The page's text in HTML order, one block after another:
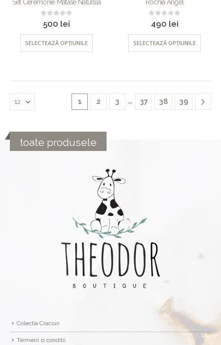
Set Ceremonie Matase Naturala
out of 5
500 lei
SELECTEAZĂ OPȚIUNILE
Rochia Angel
out of 5
490 lei
SELECTEAZĂ OPȚIUNILE
1 2 3 … 37 38 39
toate produsele
Colectia Craciun
Termeni si conditii